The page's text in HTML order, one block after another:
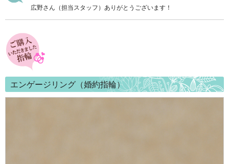
広野さん（担当スタッフ）ありがとうございます！
エンゲージリング（婚約指輪）